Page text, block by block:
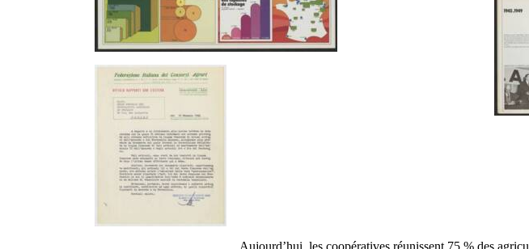
Aujourd’hui, les coopératives réunissent 75 % des